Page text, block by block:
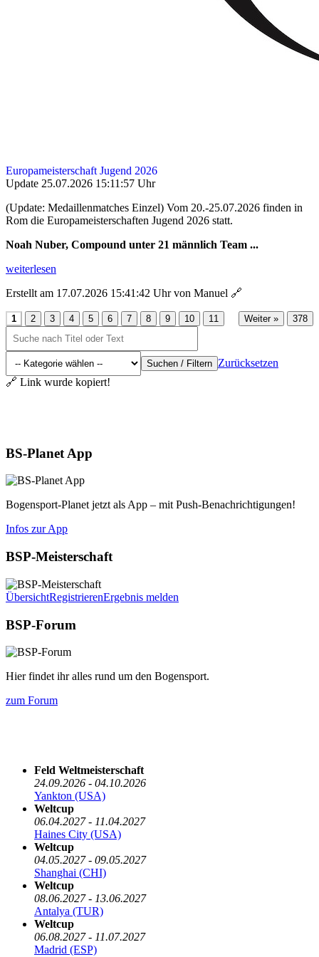
Europameisterschaft Jugend 2026
Update 25.07.2026 15:11:57 Uhr
(Update: Medaillenmatches Einzel) Vom 20.-25.07.2026 finden in
Rom die Europameisterschaften Jugend 2026 statt.
Noah Nuber, Compound unter 21 männlich Team ...
weiterlesen
Erstellt am 17.07.2026 15:41:42 Uhr von Manuel 🔗
1 2 3 4 5 6 7 8 9 10 11 Weiter » 378
Suchen / Filtern Zurücksetzen
🔗 Link wurde kopiert!
BS-Planet App
Bogensport-Planet jetzt als App – mit Push-Benachrichtigungen!
Infos zur App
BSP-Meisterschaft
ÜbersichtRegistrierenErgebnis melden
BSP-Forum
Hier findet ihr alles rund um den Bogensport.
zum Forum
Feld Weltmeisterschaft
24.09.2026 - 04.10.2026
Yankton (USA)
Weltcup
06.04.2027 - 11.04.2027
Haines City (USA)
Weltcup
04.05.2027 - 09.05.2027
Shanghai (CHI)
Weltcup
08.06.2027 - 13.06.2027
Antalya (TUR)
Weltcup
06.08.2027 - 11.07.2027
Madrid (ESP)